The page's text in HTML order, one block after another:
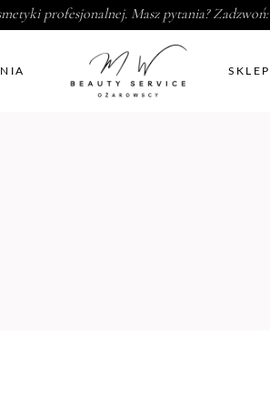
profesjonalnej. Masz pytania? Zadzwoń:
SKLEP